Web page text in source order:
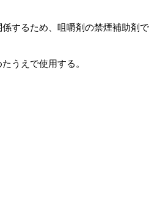
するため、咀嚼剤の禁煙補助剤
うえで使用する。